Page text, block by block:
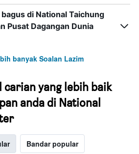
di National Taichung
Pusat Dagangan Dunia
banyak Soalan Lazim
carian yang lebih baik
anda di National
Bandar popular